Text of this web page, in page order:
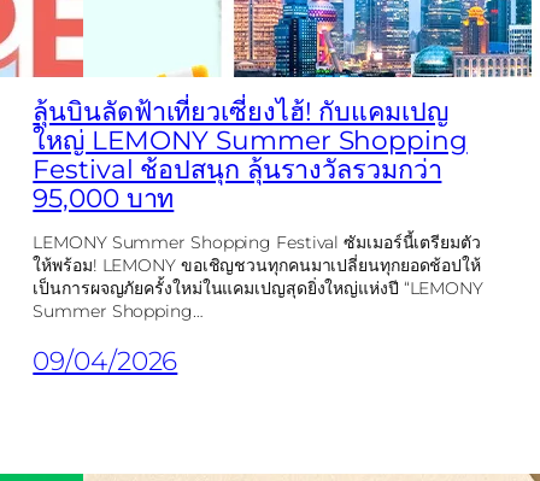
ลุ้นบินลัดฟ้าเที่ยวเซี่ยงไฮ้! กับแคมเปญ
ใหญ่ LEMONY Summer Shopping
Festival ช้อปสนุก ลุ้นรางวัลรวมกว่า
95,000 บาท
LEMONY Summer Shopping Festival ซัมเมอร์นี้เตรียมตัว
ให้พร้อม! LEMONY ขอเชิญชวนทุกคนมาเปลี่ยนทุกยอดช้อปให้
เป็นการผจญภัยครั้งใหม่ในแคมเปญสุดยิ่งใหญ่แห่งปี “LEMONY
Summer Shopping…
09/04/2026